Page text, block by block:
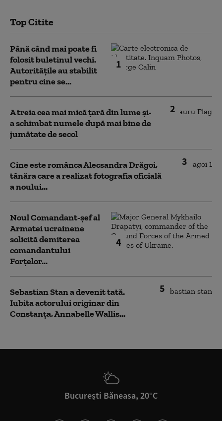
Top Citite
1
Până când mai poate fi
folosit buletinul vechi.
Autoritățile au stabilit
pentru cine se...
2
A treia cea mai mică țară din lume și-
a schimbat numele după mai bine de
jumătate de secol
3
Cine este românca Alecsandra Drăgoi,
tânăra care a realizat fotografia oficială
a noului...
4
Noul Comandant-șef al
Armatei ucrainene
solicită demiterea
comandantului
Forțelor...
5
Sebastian Stan a devenit tată.
Iubita actorului originar din
Constanța, Annabelle Wallis...
București Băneasa, 20°C